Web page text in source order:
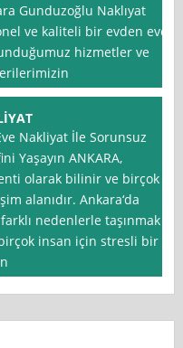
Gunduzoğlu Naklıyat
ve kaliteli bir evden eve
hizmetler ve
Nakliyat İle Sorunsuz
Yaşayın ANKARA,
olarak bilinir ve birçok
alanıdır. Ankara‘da
nedenlerle taşınmak
insan için stresli bir